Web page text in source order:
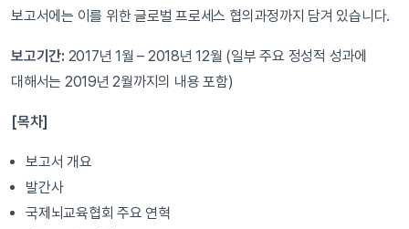
보고서에는 이를 위한 글로벌 프로세스 협의과정까지 담겨 있습니다.
보고기간: 2017년 1월 – 2018년 12월 (일부 주요 정성적 성과에
대해서는 2019년 2월까지의 내용 포함)
[목차]
보고서 개요
발간사
국제뇌교육협회 주요 연혁